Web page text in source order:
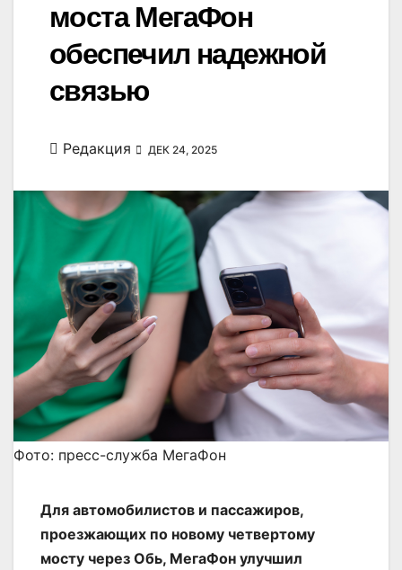
моста МегаФон
обеспечил надежной
связью
Редакция ДЕК 24, 2025
Фото: пресс-служба МегаФон
Для автомобилистов и пассажиров,
проезжающих по новому четвертому
мосту через Обь, МегаФон улучшил